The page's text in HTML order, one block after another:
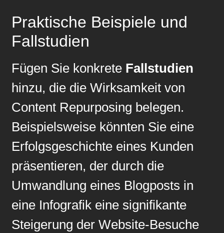
Praktische Beispiele und
Fallstudien
Fügen Sie konkrete Fallstudien
hinzu, die die Wirksamkeit von
Content Repurposing belegen.
Beispielsweise könnten Sie eine
Erfolgsgeschichte eines Kunden
präsentieren, der durch die
Umwandlung eines Blogposts in
eine Infografik eine signifikante
Steigerung der Website-Besuche